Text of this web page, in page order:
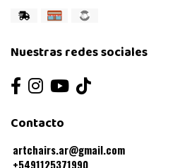
Nuestras redes sociales
Contacto
artchairs.ar@gmail.com
+5491125371990